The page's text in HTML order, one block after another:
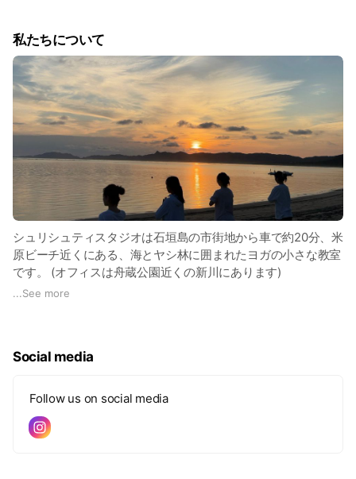
Yoga at beautiful and peaceful natural beaches
• Yoga and Dance Classes (in-person and
online) • Retreat Experiences to fully immerse
yourself in the beauty of Ishigaki Island • SUP
Yoga Most of our guests are complete
beginners to yoga and SUP. As all sessions are
private and limited to one group at a time, you
can relax and enjoy the experience at your
own pace with personalized guidance.
Surrounded by the rich natural beauty of
Ishigaki Island, we invite you to experience
deep relaxation and a moment of tranquility.
All sessions are available by reservation and
must be booked by the day before.
私たちについて
シュリシュティスタジオは石垣島の市街地から車で約20分、米
原ビーチ近くにある、海とヤシ林に囲まれたヨガの小さな教室
です。 (オフィスは舟蔵公園近くの新川にあります)
「自分とつながり、自然とつながる」をコンセプトに、
●SUPヨガ
参加される方のほとんどがヨガやSUP初めての方ばかりです。
ださい。 石垣島の豊かな自然に包まれて、ゆっくりと深いリ
...See more
Social media
Follow us on social media